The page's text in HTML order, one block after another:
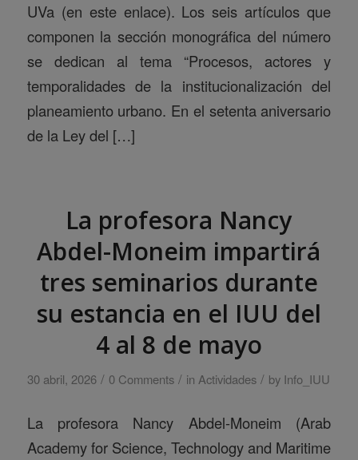
UVa (en este enlace). Los seis artículos que
componen la sección monográfica del número
se dedican al tema “Procesos, actores y
temporalidades de la institucionalización del
planeamiento urbano. En el setenta aniversario
de la Ley del […]
La profesora Nancy
Abdel-Moneim impartirá
tres seminarios durante
su estancia en el IUU del
4 al 8 de mayo
30 abril, 2026 / 0 Comments / in Actividades / by Info_IUU
La profesora Nancy Abdel-Moneim (Arab
Academy for Science, Technology and Maritime